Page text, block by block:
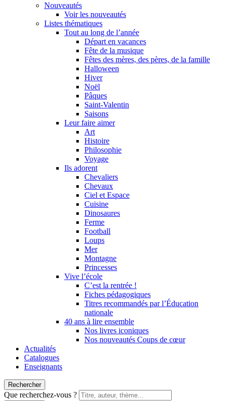
Nouveautés
Voir les nouveautés
Listes thématiques
Tout au long de l’année
Départ en vacances
Fête de la musique
Fêtes des mères, des pères, de la famille
Halloween
Hiver
Noël
Pâques
Saint-Valentin
Saisons
Leur faire aimer
Art
Histoire
Philosophie
Voyage
Ils adorent
Chevaliers
Chevaux
Ciel et Espace
Cuisine
Dinosaures
Ferme
Football
Loups
Mer
Montagne
Princesses
Vive l’école
C’est la rentrée !
Fiches pédagogiques
Titres recommandés par l’Éducation
nationale
40 ans à lire ensemble
Nos livres iconiques
Nos nouveautés Coups de cœur
Actualités
Catalogues
Enseignants
Rechercher
Que recherchez-vous ?